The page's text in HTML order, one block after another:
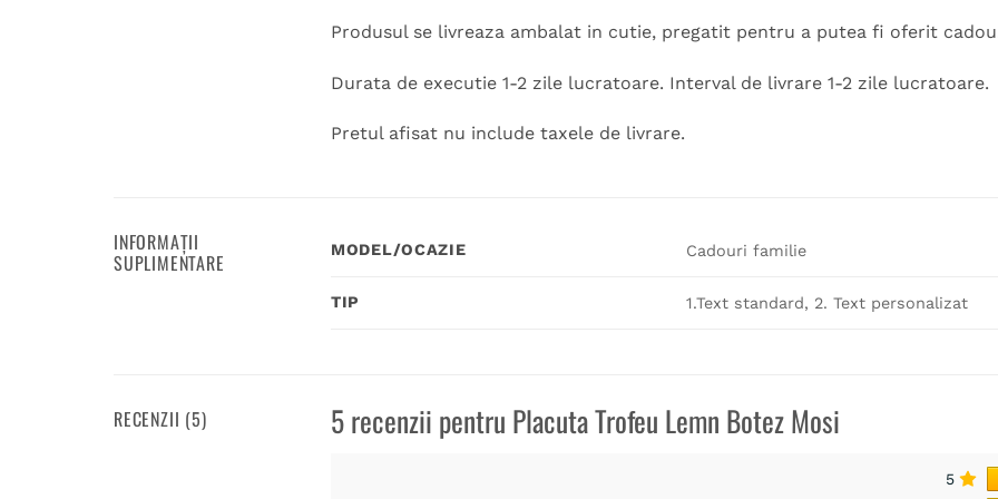
Produsul se livreaza ambalat in cutie, pregatit pentru a putea fi oferit
Durata de executie 1-2 zile lucratoare. Interval de livrare 1-2 zile lucratoare.
Pretul afisat nu include taxele de livrare.
INFORMAȚII
SUPLIMENTARE MODEL/OCAZIE Cadouri familie
TIP 1.Text standard, 2. Text personalizat
RECENZII (5) 5 recenzii pentru Placuta Trofeu Lemn Botez Mosi
5